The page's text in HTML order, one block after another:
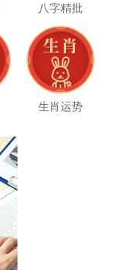
八字精批
生肖运势